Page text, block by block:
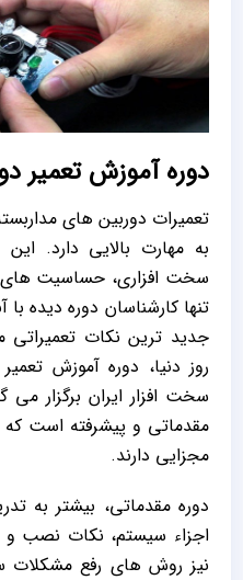
دوره آموزش تعمیر
تعمیرات دوربین های
به مهارت بالایی دارد.
سخت افزاری، حساسیت های
تنها کارشناسان دوره دیده با
جدید ترین نکات تعمیراتی
روز دنیا، دوره آموزش
سخت افزار ایران برگزار
مقدماتی و پیشرفته است
مجزایی دارند.
دوره مقدماتی، بیشتر به
اجزاء سیستم، نکات نصب و
نیز روش های رفع